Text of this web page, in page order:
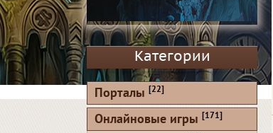
Категории
Порталы [22]
Онлайновые игры [171]